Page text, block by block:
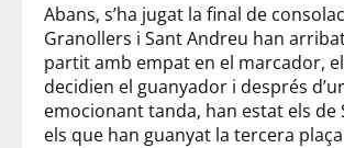
Abans, s’ha jugat la final de
Granollers i Sant Andreu han
partit amb empat en el marcador,
decidien el guanyador i després
emocionant tanda, han estat els de
els que han guanyat la tercera